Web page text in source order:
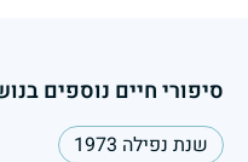
סיפורי חיים נוספים
שנת נפילה 1973